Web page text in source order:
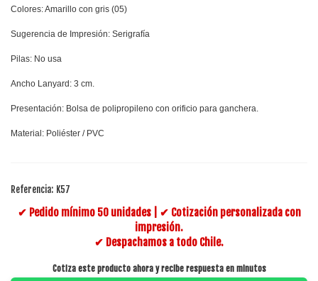
Colores: Amarillo con gris (05)
Sugerencia de Impresión: Serigrafía
Pilas: No usa
Ancho Lanyard: 3 cm.
Presentación: Bolsa de polipropileno con orificio para ganchera.
Material: Poliéster / PVC
Referencia: K57
✔ Pedido mínimo 50 unidades | ✔ Cotización personalizada con
impresión.
✔ Despachamos a todo Chile.
Cotiza este producto ahora y recibe respuesta en minutos